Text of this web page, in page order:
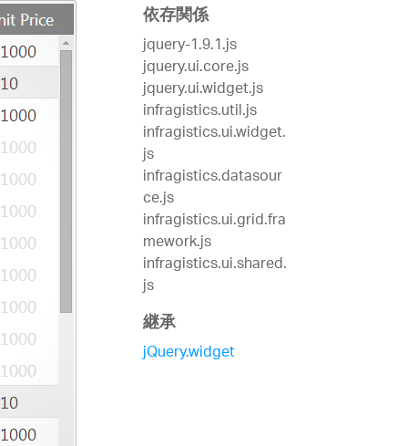
依存関係
jquery-1.9.1.js
jquery.ui.core.js
jquery.ui.widget.js
infragistics.util.js
infragistics.ui.widget.
js
infragistics.datasour
ce.js
infragistics.ui.grid.fra
mework.js
infragistics.ui.shared.
js
継承
jQuery.widget